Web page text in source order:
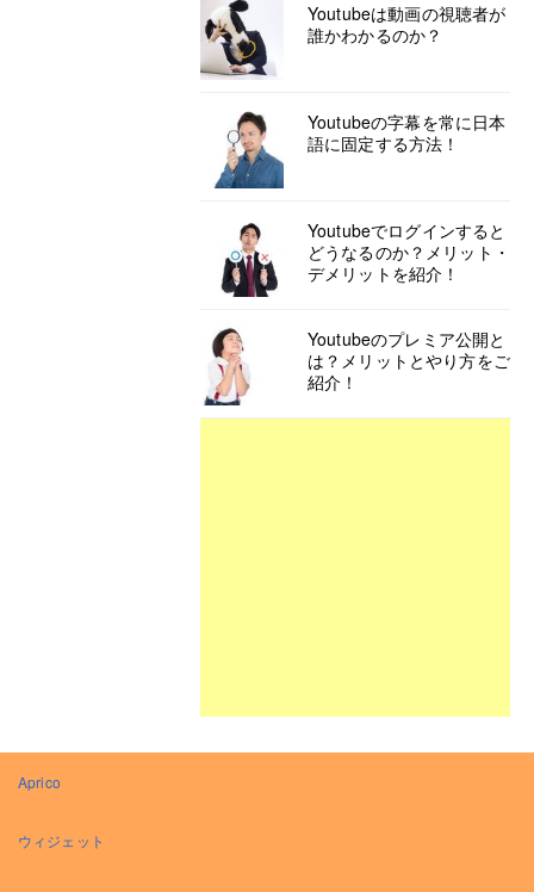
Youtubeは動画の視聴者が
誰かわかるのか？
Youtubeの字幕を常に日本
語に固定する方法！
Youtubeでログインすると
どうなるのか？メリット・
デメリットを紹介！
Youtubeのプレミア公開と
は？メリットとやり方をご
紹介！
Aprico
ウィジェット